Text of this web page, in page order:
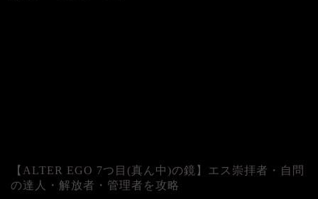
【ALTER EGO 7つ目(真ん中)の鏡】エス崇拝者・自問
の達人・解放者・管理者を攻略